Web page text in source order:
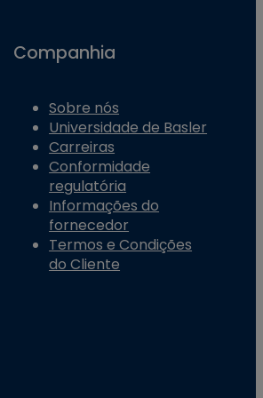
Companhia
Sobre nós
Universidade de Basler
Carreiras
Conformidade
regulatória
Informações do
fornecedor
Termos e Condições
do Cliente